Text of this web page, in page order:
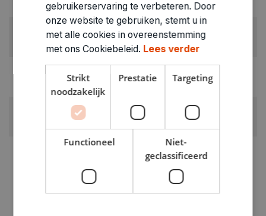
ARTIKELNUMMER
gebruikerservaring te verbeteren. Door
onze website te gebruiken, stemt u in
met alle cookies in overeenstemming
met ons Cookiebeleid. Lees verder
Strikt
noodzakelijk
Prestatie Targeting
Functioneel
Niet-
geclassificeerd